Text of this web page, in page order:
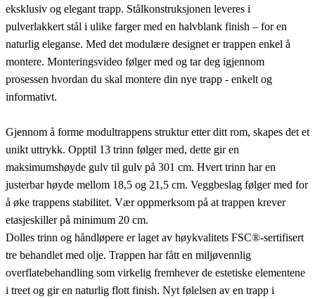
eksklusiv og elegant trapp. Stålkonstruksjonen leveres i
pulverlakkert stål i ulike farger med en halvblank finish – for en
naturlig eleganse. Med det modulære designet er trappen enkel å
montere. Monteringsvideo følger med og tar deg igjennom
prosessen hvordan du skal montere din nye trapp - enkelt og
informativt.
Gjennom å forme modultrappens struktur etter ditt rom, skapes det et
unikt uttrykk. Opptil 13 trinn følger med, dette gir en
maksimumshøyde gulv til gulv på 301 cm. Hvert trinn har en
justerbar høyde mellom 18,5 og 21,5 cm. Veggbeslag følger med for
å øke trappens stabilitet. Vær oppmerksom på at trappen krever
etasjeskiller på minimum 20 cm.
Dolles trinn og håndløpere er laget av høykvalitets FSC®-sertifisert
tre behandlet med olje. Trappen har fått en miljøvennlig
overflatebehandling som virkelig fremhever de estetiske elementene
i treet og gir en naturlig flott finish. Nyt følelsen av en trapp i